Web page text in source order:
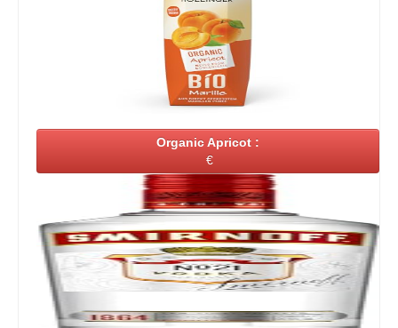
Organic Apricot :
€